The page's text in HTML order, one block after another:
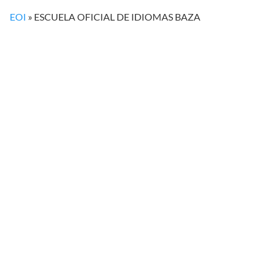
EOI » ESCUELA OFICIAL DE IDIOMAS BAZA